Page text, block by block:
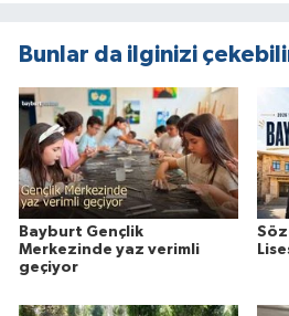
Bunlar da ilginizi
Bayburt Gençlik
Merkezinde yaz verimli
geçiyor